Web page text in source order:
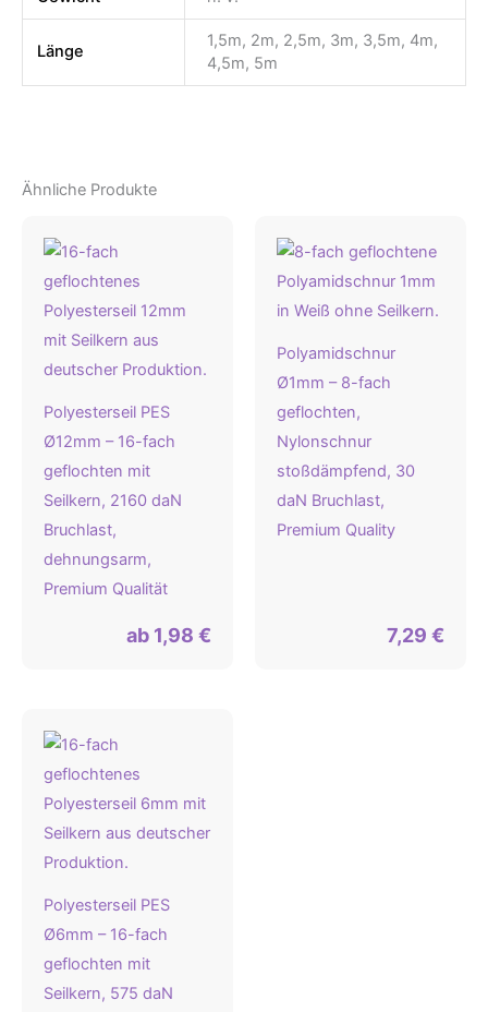
Länge
1,5m, 2m, 2,5m, 3m, 3,5m, 4m,
4,5m, 5m
Ähnliche Produkte
Polyesterseil PES
Ø12mm – 16-fach
geflochten mit
Seilkern, 2160 daN
Bruchlast,
dehnungsarm,
Premium Qualität
ab 1,98 €
Polyamidschnur
Ø1mm – 8-fach
geflochten,
Nylonschnur
stoßdämpfend, 30
daN Bruchlast,
Premium Quality
7,29 €
Polyesterseil PES
Ø6mm – 16-fach
geflochten mit
Seilkern, 575 daN